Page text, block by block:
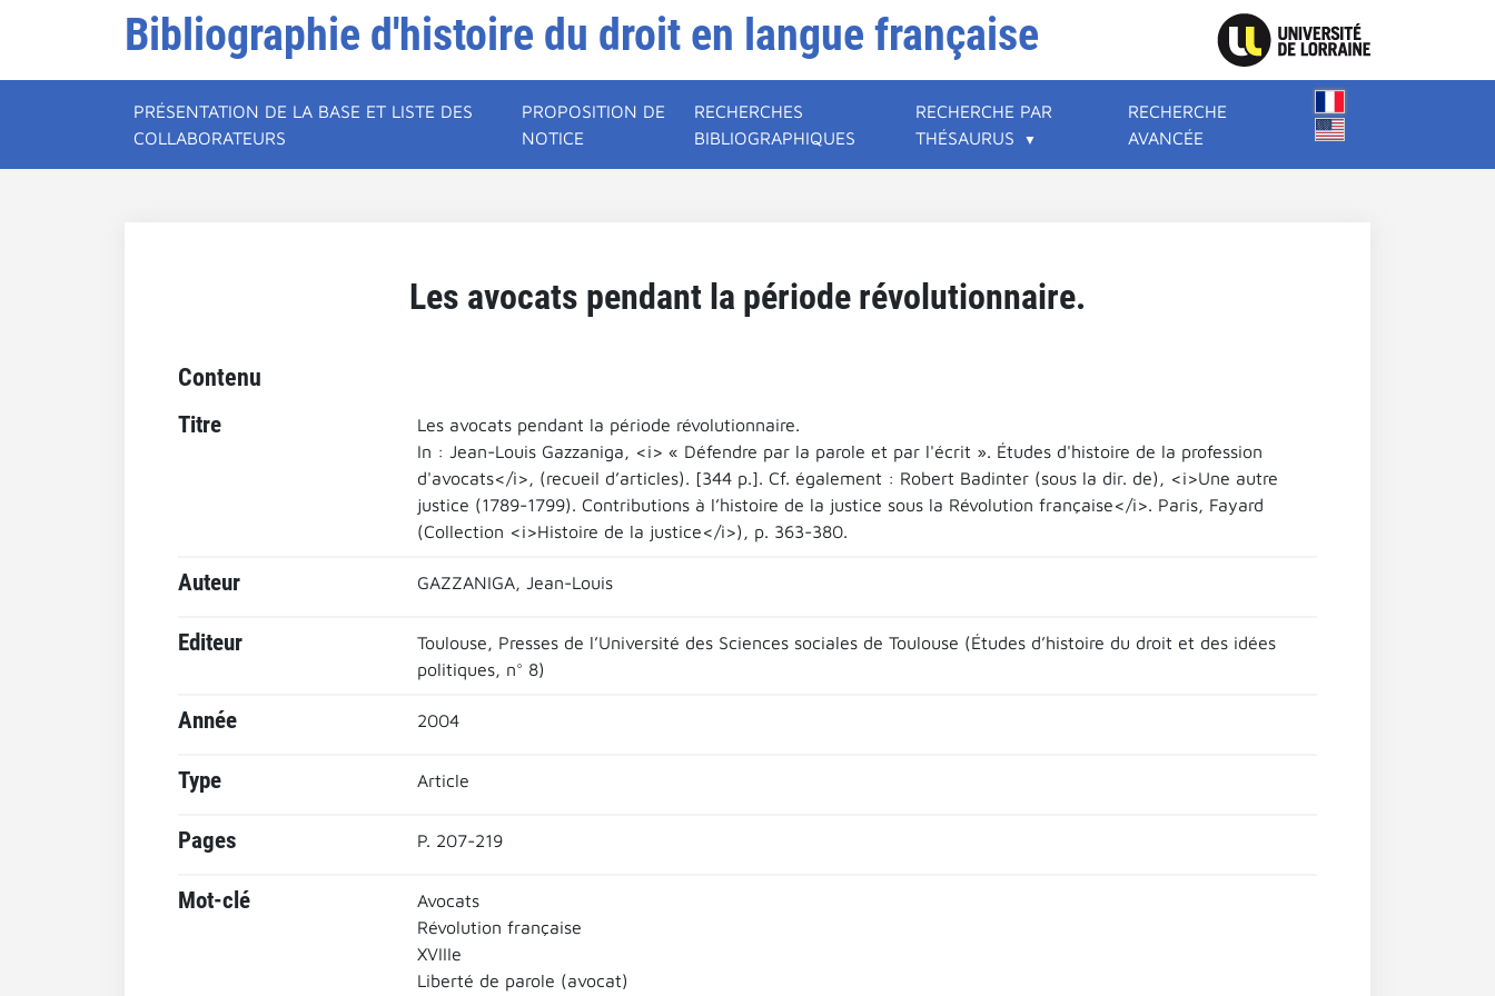
Bibliographie d'histoire du droit en langue française
PRÉSENTATION DE LA BASE ET LISTE DES
COLLABORATEURS
PROPOSITION DE
NOTICE
RECHERCHES
BIBLIOGRAPHIQUES
RECHERCHE PAR
THÉSAURUS
RECHERCHE
AVANCÉE
Les avocats pendant la période révolutionnaire.
Contenu
Titre
Les avocats pendant la période révolutionnaire.
In : Jean-Louis Gazzaniga, <i> « Défendre par la parole et par l'écrit ». Études d'histoire de la profession
d'avocats</i>, (recueil d’articles). [344 p.]. Cf. également : Robert Badinter (sous la dir. de), <i>Une autre
justice (1789-1799). Contributions à l’histoire de la justice sous la Révolution française</i>. Paris, Fayard
(Collection <i>Histoire de la justice</i>), p. 363-380.
Auteur GAZZANIGA, Jean-Louis
Editeur
Toulouse, Presses de l’Université des Sciences sociales de Toulouse (Études d’histoire du droit et des idées
politiques, n° 8)
Année 2004
Type Article
Pages P. 207-219
Mot-clé
Avocats
Révolution française
XVIIIe
Liberté de parole (avocat)